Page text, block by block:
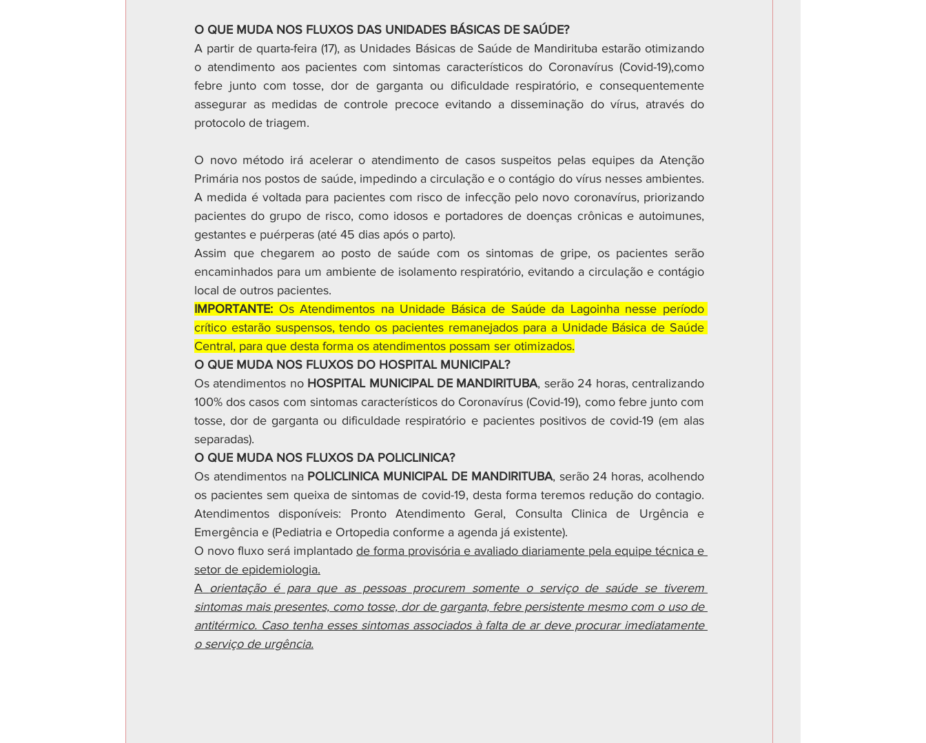
O QUE MUDA NOS FLUXOS DAS UNIDADES BÁSICAS DE SAÚDE?
A partir de quarta-feira (17), as Unidades Básicas de Saúde de Mandirituba estarão otimizando
o atendimento aos pacientes com sintomas característicos do Coronavírus (Covid-19),como
febre junto com tosse, dor de garganta ou dificuldade respiratório, e consequentemente
assegurar as medidas de controle precoce evitando a disseminação do vírus, através do
protocolo de triagem.
O novo método irá acelerar o atendimento de casos suspeitos pelas equipes da Atenção
Primária nos postos de saúde, impedindo a circulação e o contágio do vírus nesses ambientes.
A medida é voltada para pacientes com risco de infecção pelo novo coronavírus, priorizando
pacientes do grupo de risco, como idosos e portadores de doenças crônicas e autoimunes,
gestantes e puérperas (até 45 dias após o parto).
Assim que chegarem ao posto de saúde com os sintomas de gripe, os pacientes serão
encaminhados para um ambiente de isolamento respiratório, evitando a circulação e contágio
local de outros pacientes.
IMPORTANTE: Os Atendimentos na Unidade Básica de Saúde da Lagoinha nesse período
crítico estarão suspensos, tendo os pacientes remanejados para a Unidade Básica de Saúde
Central, para que desta forma os atendimentos possam ser otimizados.
O QUE MUDA NOS FLUXOS DO HOSPITAL MUNICIPAL?
Os atendimentos no HOSPITAL MUNICIPAL DE MANDIRITUBA, serão 24 horas, centralizando
100% dos casos com sintomas característicos do Coronavírus (Covid-19), como febre junto com
tosse, dor de garganta ou dificuldade respiratório e pacientes positivos de covid-19 (em alas
separadas).
O QUE MUDA NOS FLUXOS DA POLICLINICA?
Os atendimentos na POLICLINICA MUNICIPAL DE MANDIRITUBA, serão 24 horas, acolhendo
os pacientes sem queixa de sintomas de covid-19, desta forma teremos redução do contagio.
Atendimentos disponíveis: Pronto Atendimento Geral, Consulta Clinica de Urgência e
Emergência e (Pediatria e Ortopedia conforme a agenda já existente).
O novo fluxo será implantado de forma provisória e avaliado diariamente pela equipe técnica e
setor de epidemiologia.
A orientação é para que as pessoas procurem somente o serviço de saúde se tiverem
sintomas mais presentes, como tosse, dor de garganta, febre persistente mesmo com o uso de
antitérmico. Caso tenha esses sintomas associados à falta de ar deve procurar imediatamente
o serviço de urgência.